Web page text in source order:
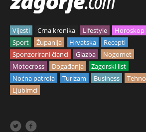
Vijesti Crna kronika Lifestyle
Horoskop
Sport
Županija Hrvatska
Recepti
Sponzorirani članci
Glazba
Nogomet
Motocross
Događanja
Zagorski list
Noćna patrola
Turizam Business
Tehno
Ljubimci
 